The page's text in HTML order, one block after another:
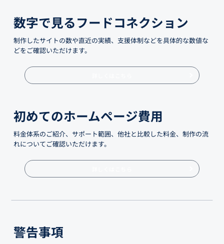
数字で見るフードコネクション
制作したサイトの数や直近の実績、支援体制などを具体的な数値な
どをご確認いただけます。
初めてのホームページ費用
料金体系のご紹介、サポート範囲、他社と比較した料金、制作の流
れについてご確認いただけます。
警告事項